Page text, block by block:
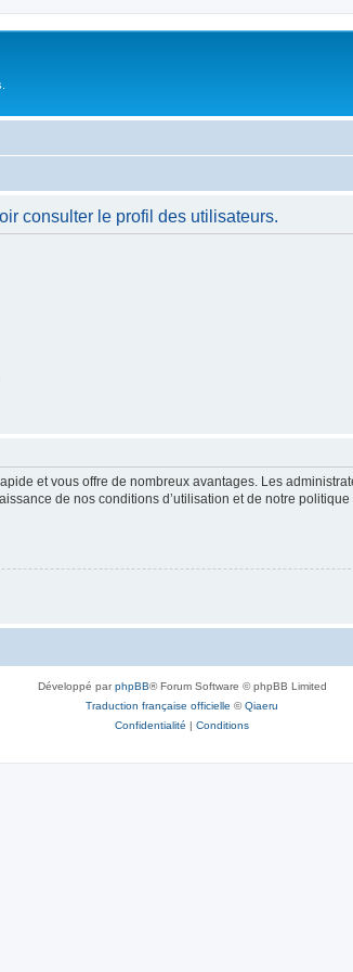
consulter le profil des utilisateurs.
et vous offre de nombreux avantages. Les
de nos conditions d’utilisation et de notre
Développé parphpBB® Forum Software © phpBB Limited
Traduction française officielle ©Qiaeru
Confidentialité | Conditions